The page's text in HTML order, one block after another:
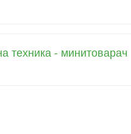
техника - минитоварач